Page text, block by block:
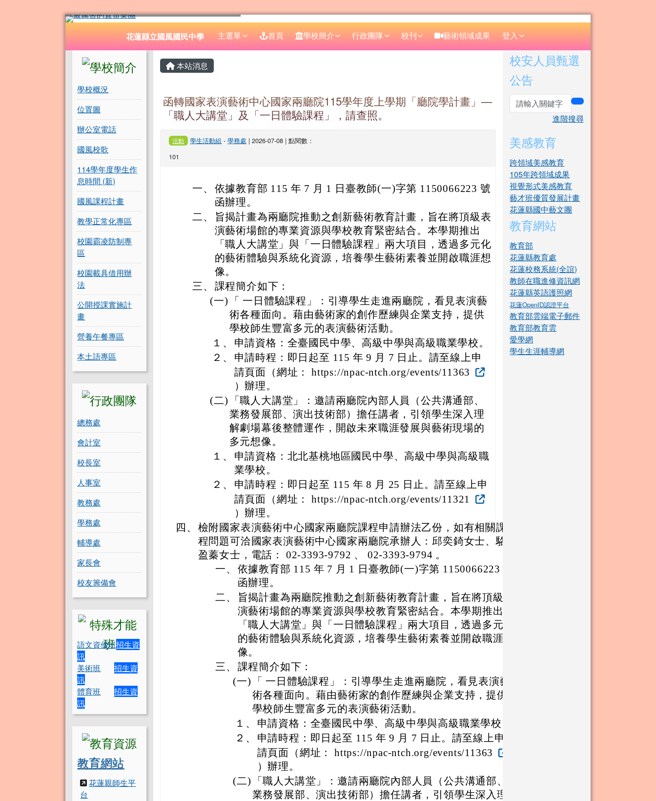
花蓮縣立國風國民中學
導覽列 花蓮縣立國風國民中學 主選單 首頁 學校簡介 行政團隊 校刊 藝術領域成果 登入
左邊區域內容
學校概況
位置圖
辦公室電話
國風校歌
114學年度學生作
息時間 (新)
國風課程計畫
教學正常化專區
校園霸凌防制專
區
校園載具借用辦
法
公開授課實施計
畫
營養午餐專區
本土語專區
總務處
會計室
校長室
人事室
教務處
學務處
輔導處
家長會
校友籌備會
語文資優班招生資
訊
美術班
招生資
訊
體育班
招生資
訊
教育網站
花蓮親師生平
台
主內容區域
本站消息
函轉國家表演藝術中心國家兩廳院115學年度上學期「廳院學計畫」—
「職人大講堂」及「一日體驗課程」，請查照。
活動 學生活動組 -學務處 | 2026-07-08 | 點閱數：
101
一、 依據教育部 115 年 7 月 1 日臺教師(一)字第 1150066223 號
函辦理。
二、
旨揭計畫為兩廳院推動之創新藝術教育計畫，旨在將頂級表
演藝術場館的專業資源與學校教育緊密結合。本學期推出
「職人大講堂」與「一日體驗課程」兩大項目，透過多元化
的藝術體驗與系統化資源，培養學生藝術素養並開啟職涯想
像。
三、 課程簡介如下：
(一)
「 一日體驗課程」：引導學生走進兩廳院，看見表演藝
術各種面向。藉由藝術家的創作歷練與企業支持，提供
學校師生豐富多元的表演藝術活動。
１、
申請資格：全臺國民中學、高級中學與高級職業學校。
２、
申請時程：即日起至 115 年 9 月 7 日止。請至線上申
請頁面（網址： https://npac-ntch.org/events/11363
）辦理。
(二)
「職人大講堂」：邀請兩廳院內部人員（公共溝通部、
業務發展部、演出技術部）擔任講者，引領學生深入理
解劇場幕後整體運作，開啟未來職涯發展與藝術現場的
多元想像。
１、
申請資格：北北基桃地區國民中學、高級中學與高級職
業學校。
２、
申請時程：即日起至 115 年 8 月 25 日止。請至線上申
請頁面（網址： https://npac-ntch.org/events/11321
）辦理。
四、 檢附國家表演藝術中心國家兩廳院課程申請辦法乙份，如有相關課
程問題可洽國家表演藝術中心國家兩廳院承辦人：邱奕錡女士、駱
盈蓁女士，電話： 02-3393-9792 、 02-3393-9794 。
一、 依據教育部 115 年 7 月 1 日臺教師(一)字第 1150066223 號
函辦理。
二、
旨揭計畫為兩廳院推動之創新藝術教育計畫，旨在將頂級表
演藝術場館的專業資源與學校教育緊密結合。本學期推出
「職人大講堂」與「一日體驗課程」兩大項目，透過多元化
的藝術體驗與系統化資源，培養學生藝術素養並開啟職涯想
像。
三、 課程簡介如下：
(一)
「 一日體驗課程」：引導學生走進兩廳院，看見表演藝
術各種面向。藉由藝術家的創作歷練與企業支持，提供
學校師生豐富多元的表演藝術活動。
１、
申請資格：全臺國民中學、高級中學與高級職業學校。
２、
申請時程：即日起至 115 年 9 月 7 日止。請至線上申
請頁面（網址： https://npac-ntch.org/events/11363
）辦理。
(二)
「職人大講堂」：邀請兩廳院內部人員（公共溝通部、
業務發展部、演出技術部）擔任講者，引領學生深入理
右邊區域內容
校安人員甄選
公告
search
進階搜尋
美感教育
跨領域美感教育
105年跨領域成果
視覺形式美感教育
藝才班優質發展計畫
花蓮縣國中藝文團
教育網站
教育部
花蓮縣教育處
花蓮校務系統(全誼)
教師在職進修資訊網
花蓮縣英語護照網
花蓮OpenID認證平台
教育部雲端電子郵件
教育部教育雲
愛學網
學生生涯輔導網
頁尾區域